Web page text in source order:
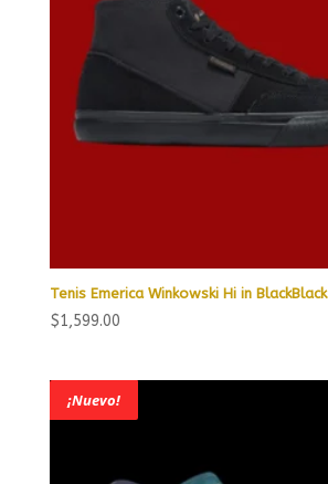
Tenis Emerica Winkowski Hi in BlackBlack
$1,599.00
¡Nuevo!